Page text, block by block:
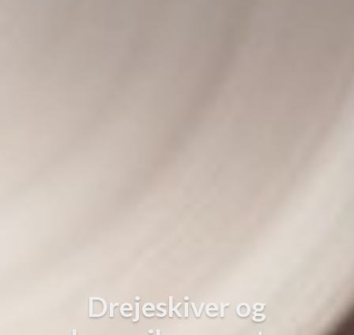
Drejeskiver og